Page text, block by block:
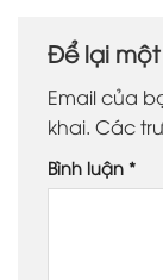
Để lại
Email của
khai. Các
Bình luận *